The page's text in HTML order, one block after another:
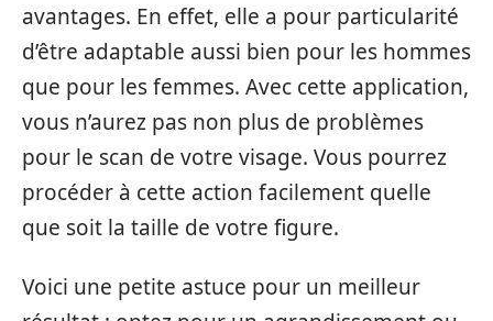
avantages. En effet, elle a pour particularité
d’être adaptable aussi bien pour les hommes
que pour les femmes. Avec cette application,
vous n’aurez pas non plus de problèmes
pour le scan de votre visage. Vous pourrez
procéder à cette action facilement quelle
que soit la taille de votre figure.
Voici une petite astuce pour un meilleur